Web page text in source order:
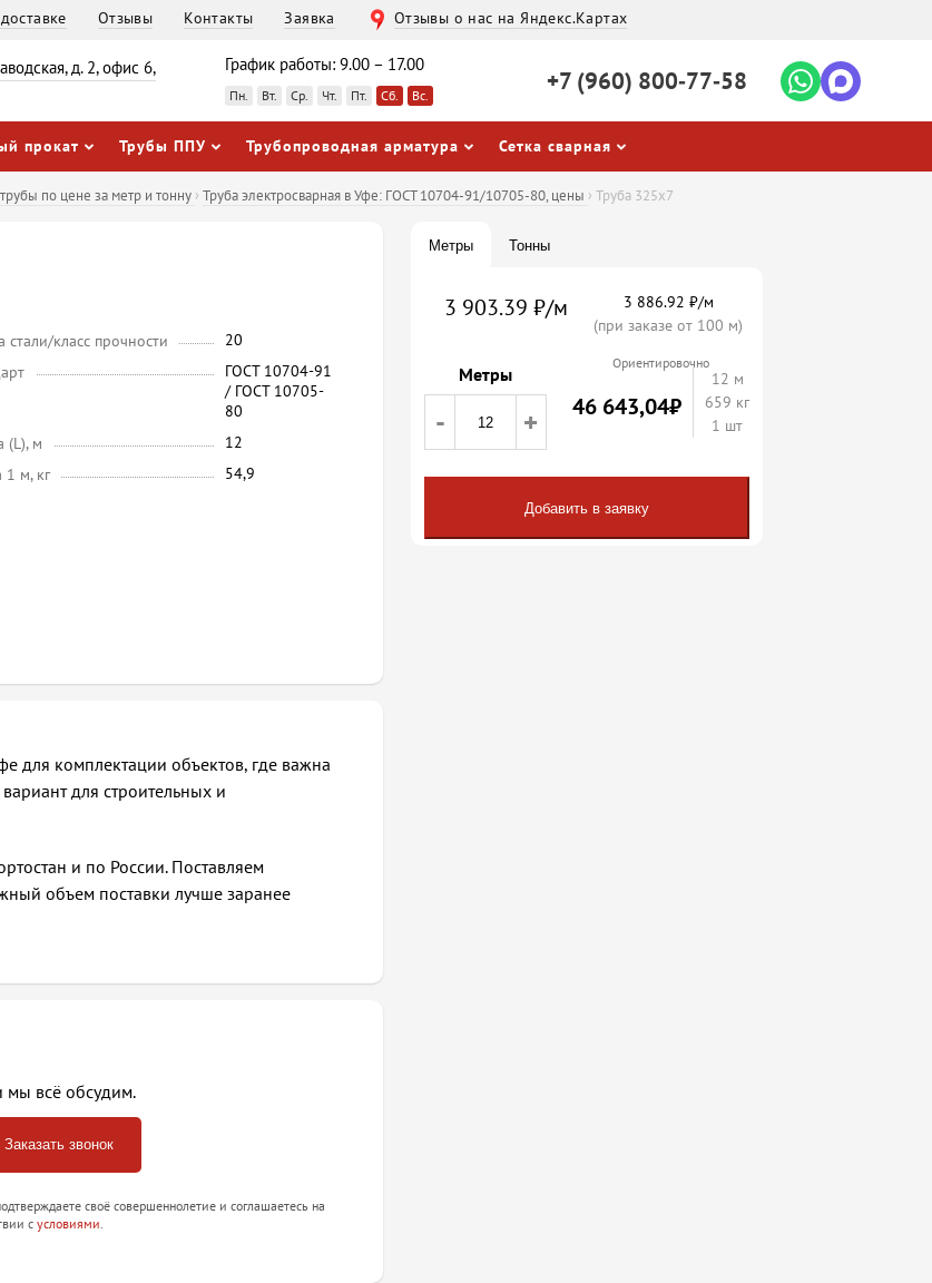
Отзывы Контакты Заявка Отзывы о нас на Яндекс.Картах
д. 2, офис 6,
График работы: 9.00 – 17.00
Пн. Вт. Ср. Чт. Пт. Сб. Вс. +7 (960) 800‐77‐58
прокат Трубы ППУ Трубопроводная арматура Сетка сварная
по цене за метр и тонну › Труба электросварная в Уфе: ГОСТ 10704-91/10705-80, цены › Труба 325х7
стали/класс прочности
20
ГОСТ 10704-91
/ ГОСТ 10705-
80
(L), м
12
1 м, кг
54,9
Метры Тонны
3 903.39 ₽/м
3 886.92 ₽/м
(при заказе от 100 м)
Метры
- +
Ориентировочно
46 643,04₽
12 м
659 кг
1 шт
Добавить в заявку
для комплектации объектов, где важна
для строительных и
и по России. Поставляем
объем поставки лучше заранее
мы всё обсудим.
своё совершеннолетие и соглашаетесь на
с условиями.